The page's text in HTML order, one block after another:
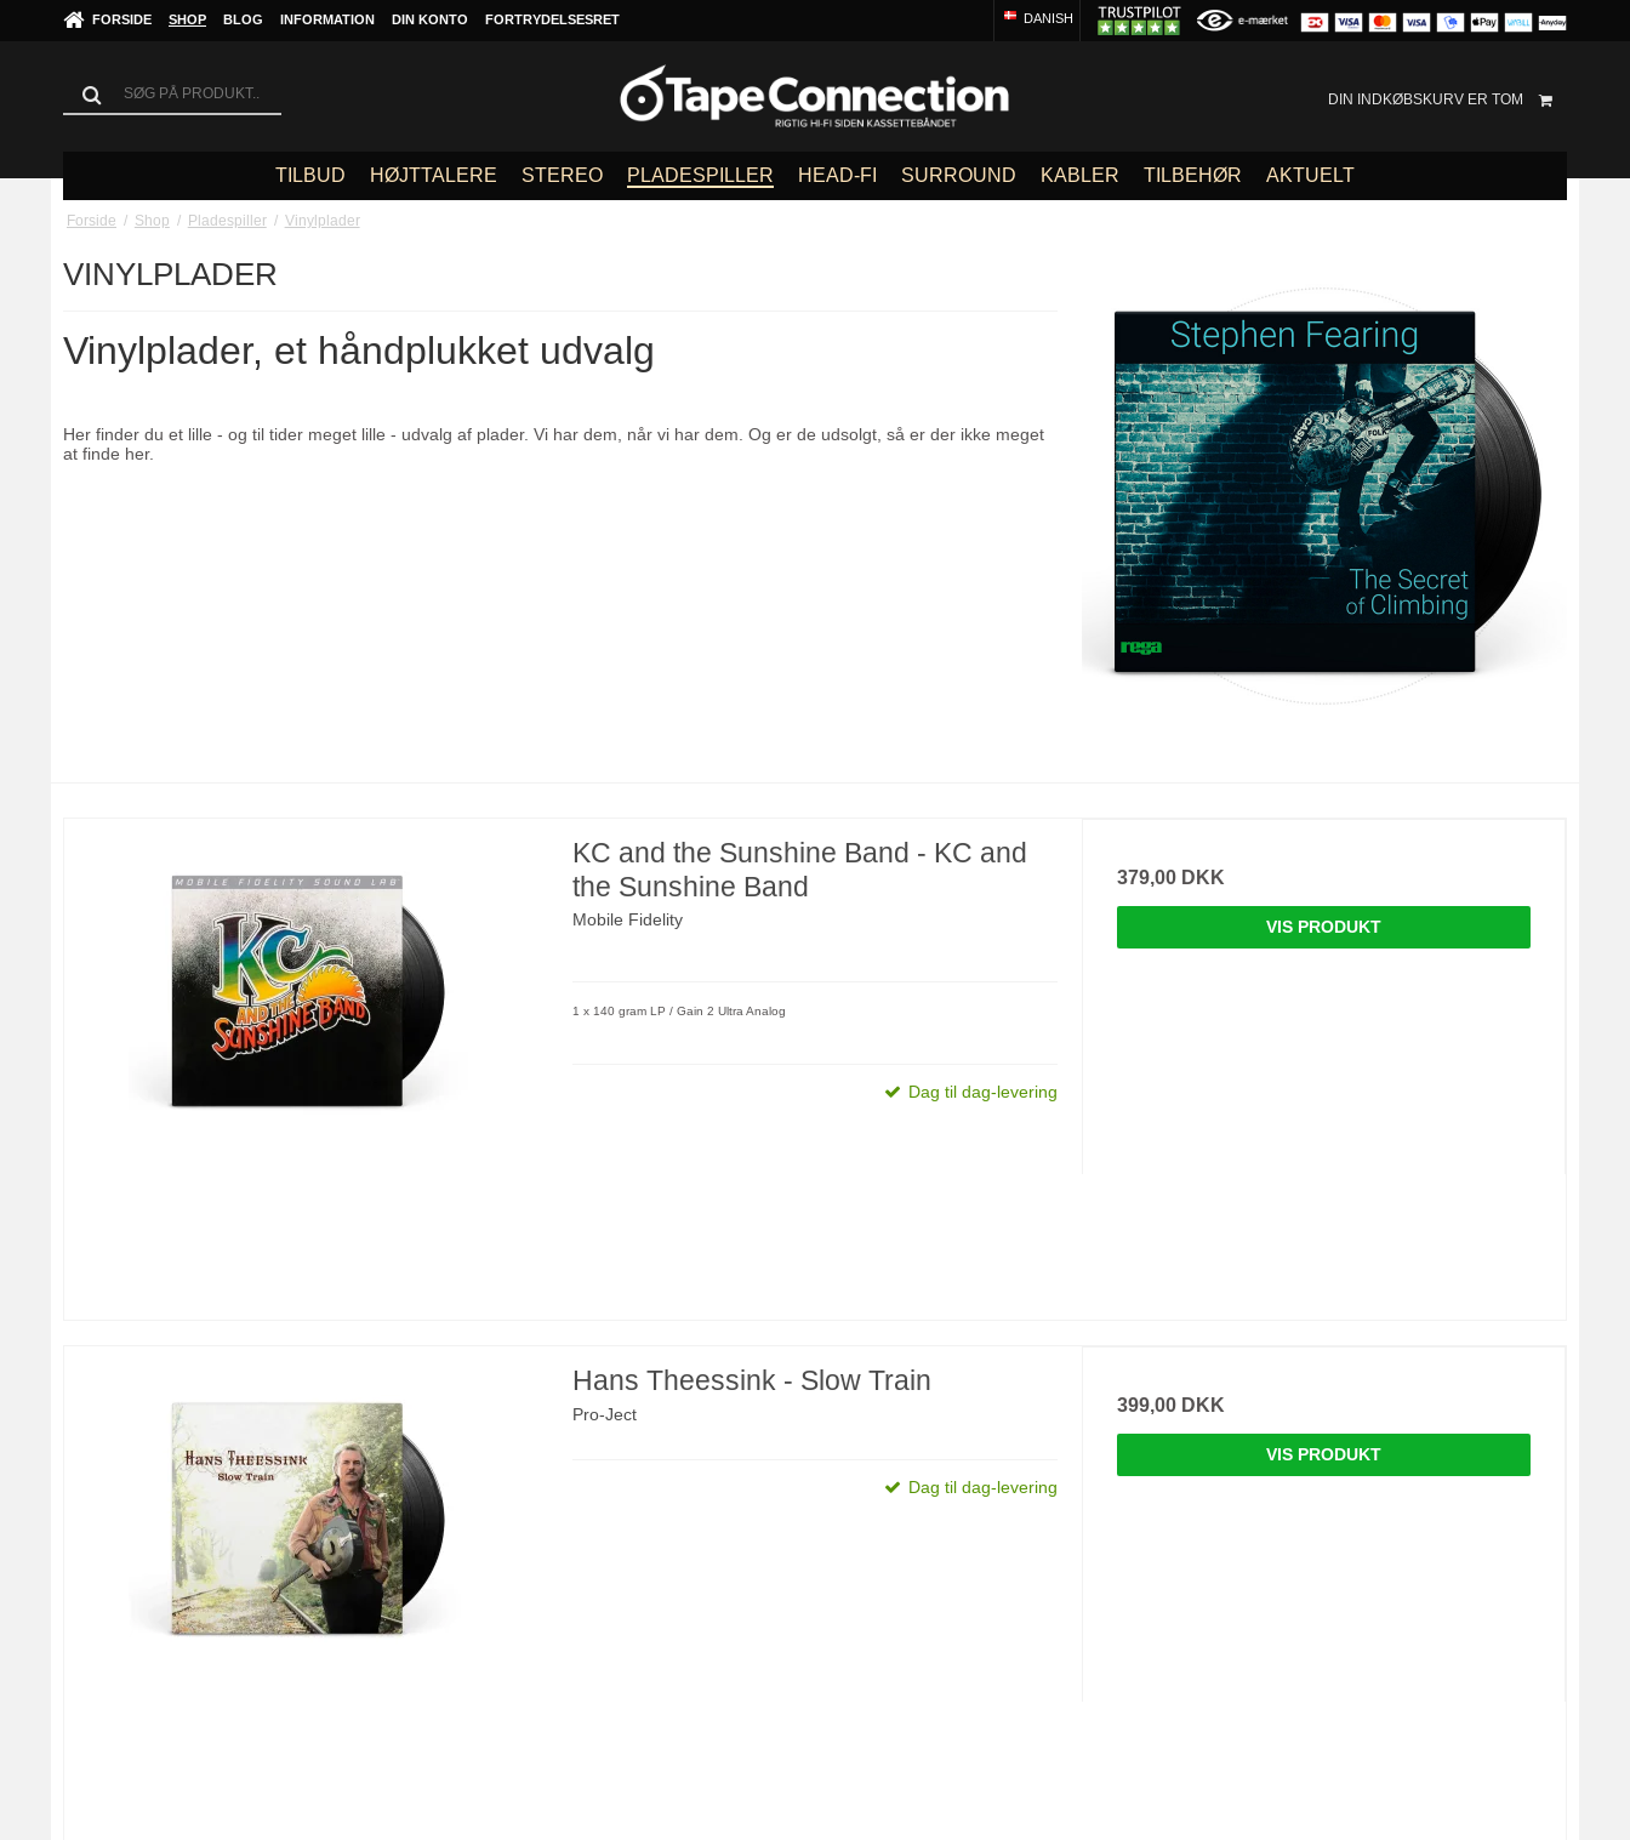
FORSIDE SHOP BLOG INFORMATION DIN KONTO FORTRYDELSESRET DANISH
DIN INDKØBSKURV ER TOM
TILBUD HØJTTALERE STEREO PLADESPILLER HEAD-FI SURROUND KABLER TILBEHØR AKTUELT
Forside / Shop / Pladespiller / Vinylplader
VINYLPLADER
Vinylplader, et håndplukket udvalg
Her finder du et lille - og til tider meget lille - udvalg af plader. Vi har dem, når vi har dem. Og er de udsolgt, så er der ikke meget
at finde her.
KC and the Sunshine Band - KC and
the Sunshine Band
Mobile Fidelity
1 x 140 gram LP / Gain 2 Ultra Analog
Dag til dag-levering
379,00 DKK
VIS PRODUKT
Hans Theessink - Slow Train
Pro-Ject
Dag til dag-levering
399,00 DKK
VIS PRODUKT